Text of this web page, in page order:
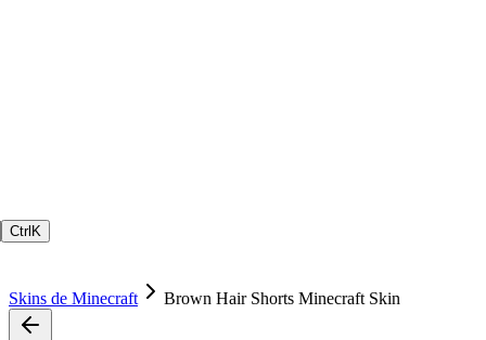
Ctrl K
Skins de Minecraft Brown Hair Shorts Minecraft Skin